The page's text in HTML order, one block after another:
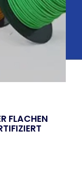
FLACHEN